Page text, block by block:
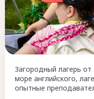
Загородный лагерь
море английского,
опытные